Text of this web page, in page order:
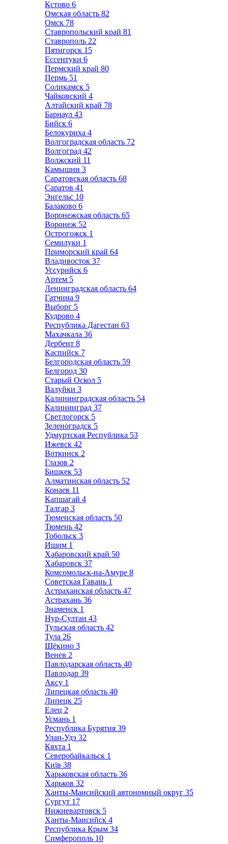
Кстово 6
Омская область 82
Омск 78
Ставропольский край 81
Ставрополь 22
Пятигорск 15
Ессентуки 6
Пермский край 80
Пермь 51
Соликамск 5
Чайковский 4
Алтайский край 78
Барнаул 43
Бийск 6
Белокуриха 4
Волгоградская область 72
Волгоград 42
Волжский 11
Камышин 3
Саратовская область 68
Саратов 41
Энгельс 10
Балаково 6
Воронежская область 65
Воронеж 52
Острогожск 1
Семилуки 1
Приморский край 64
Владивосток 37
Уссурийск 6
Артем 5
Ленинградская область 64
Гатчина 9
Выборг 5
Кудрово 4
Республика Дагестан 63
Махачкала 36
Дербент 8
Каспийск 7
Белгородская область 59
Белгород 30
Старый Оскол 5
Валуйки 3
Калининградская область 54
Калининград 37
Светлогорск 5
Зеленоградск 5
Удмуртская Республика 53
Ижевск 42
Воткинск 2
Глазов 2
Бишкек 53
Алматинская область 52
Конаев 11
Капшагай 4
Талгар 3
Тюменская область 50
Тюмень 42
Тобольск 3
Ишим 1
Хабаровский край 50
Хабаровск 37
Комсомольск-на-Амуре 8
Советская Гавань 1
Астраханская область 47
Астрахань 36
Знаменск 1
Нур-Султан 43
Тульская область 42
Тула 26
Щёкино 3
Венев 2
Павлодарская область 40
Павлодар 39
Аксу 1
Липецкая область 40
Липецк 25
Елец 2
Усмань 1
Республика Бурятия 39
Улан-Удэ 32
Кяхта 1
Северобайкальск 1
Київ 38
Харьковская область 36
Харьков 32
Ханты-Мансийский автономный округ 35
Сургут 17
Нижневартовск 5
Ханты-Мансийск 4
Республика Крым 34
Симферополь 10